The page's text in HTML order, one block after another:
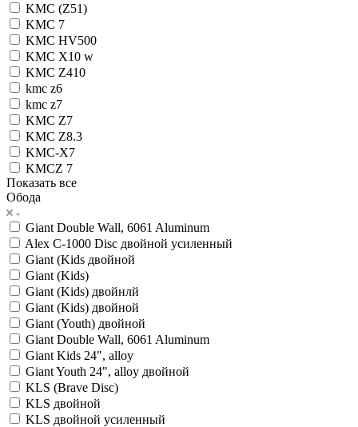
KMC (Z51)
KMC 7
KMC HV500
KMC X10 w
KMC Z410
kmc z6
kmc z7
KMC Z7
KMC Z8.3
KMC-X7
KMCZ 7
Показать все
Обода
Giant Double Wall, 6061 Aluminum
Alex C-1000 Disc двойной усиленный
Giant (Kids двойной
Giant (Kids)
Giant (Kids) двойнлй
Giant (Kids) двойной
Giant (Youth) двойной
Giant Double Wall, 6061 Aluminum
Giant Kids 24", alloy
Giant Youth 24", alloy двойной
KLS (Brave Disc)
KLS двойной
KLS двойной усиленный